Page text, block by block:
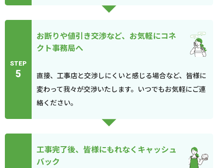
STEP
5
お断りや値引き交渉など、お気軽にコネ
クト事務局へ
直接、工事店と交渉しにくいと感じる場合など、皆様に
変わって我々が交渉いたします。いつでもお気軽にご連
絡ください。
工事完了後、皆様にもれなくキャッシュ
バック